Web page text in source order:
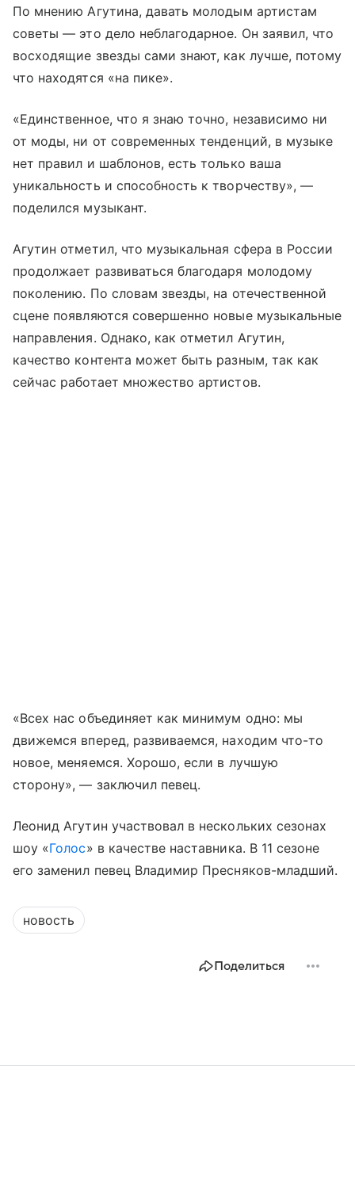
По мнению Агутина, давать молодым артистам
советы — это дело неблагодарное. Он заявил, что
восходящие звезды сами знают, как лучше, потому
что находятся «на пике».
«Единственное, что я знаю точно, независимо ни
от моды, ни от современных тенденций, в музыке
нет правил и шаблонов, есть только ваша
уникальность и способность к творчеству», —
поделился музыкант.
Агутин отметил, что музыкальная сфера в России
продолжает развиваться благодаря молодому
поколению. По словам звезды, на отечественной
сцене появляются совершенно новые музыкальные
направления. Однако, как отметил Агутин,
качество контента может быть разным, так как
сейчас работает множество артистов.
«Всех нас объединяет как минимум одно: мы
движемся вперед, развиваемся, находим что-то
новое, меняемся. Хорошо, если в лучшую
сторону», — заключил певец.
Леонид Агутин участвовал в нескольких сезонах
шоу «Голос» в качестве наставника. В 11 сезоне
его заменил певец Владимир Пресняков-младший.
новость
Поделиться